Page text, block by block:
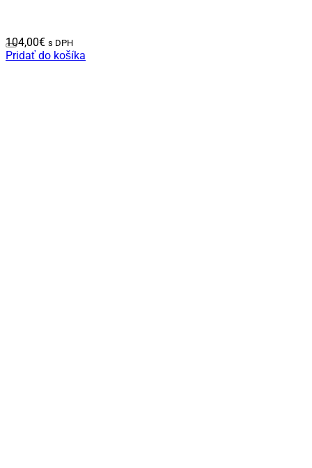
104,00€ s DPH
Pridať do košíka